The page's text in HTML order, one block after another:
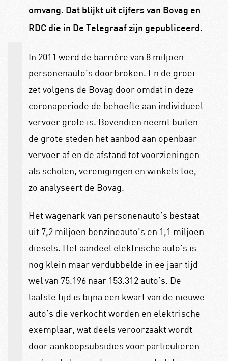
omvang. Dat blijkt uit cijfers van Bovag en
RDC die in De Telegraaf zijn gepubliceerd.
In 2011 werd de barrière van 8 miljoen
personenauto’s doorbroken. En de groei
zet volgens de Bovag door omdat in deze
coronaperiode de behoefte aan individueel
vervoer grote is. Bovendien neemt buiten
de grote steden het aanbod aan openbaar
vervoer af en de afstand tot voorzieningen
als scholen, verenigingen en winkels toe,
zo analyseert de Bovag.
Het wagenark van personenauto’s bestaat
uit 7,2 miljoen benzineauto’s en 1,1 miljoen
diesels. Het aandeel elektrische auto’s is
nog klein maar verdubbelde in ee jaar tijd
wel van 75.196 naar 153.312 auto’s. De
laatste tijd is bijna een kwart van de nieuwe
auto’s die verkocht worden en elektrische
exemplaar, wat deels veroorzaakt wordt
door aankoopsubsidies voor particulieren